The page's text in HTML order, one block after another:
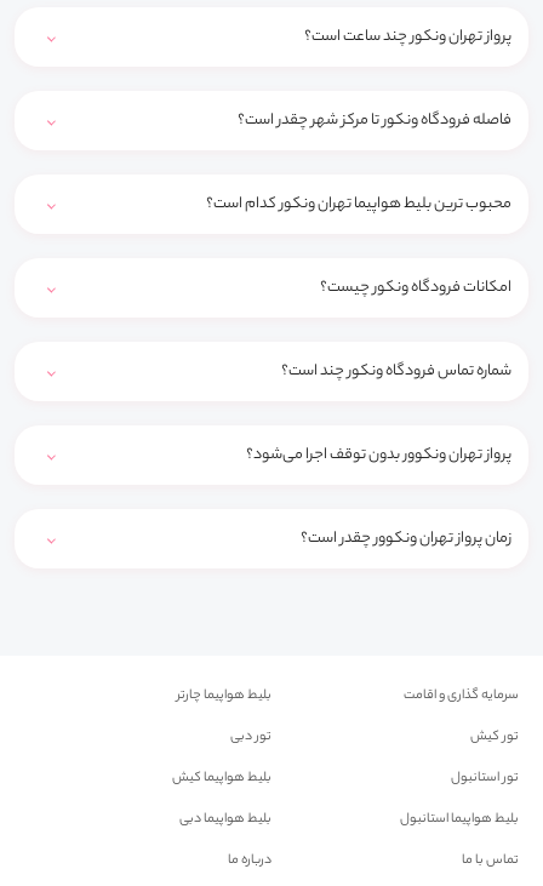
پرواز تهران ونکور چند ساعت است؟
فاصله فرودگاه ونکور تا مرکز شهر چقدر است؟
محبوب ترین بلیط هواپیما تهران ونکور کدام است؟
امکانات فرودگاه ونکور چیست؟
شماره تماس فرودگاه ونکور چند است؟
پرواز تهران ونکوور بدون توقف اجرا می‌شود؟
زمان پرواز تهران ونکوور چقدر است؟
سرمایه گذاری و اقامت
بلیط هواپیما چارتر
تور کیش
تور دبی
تور استانبول
بلیط هواپیما کیش
بلیط هواپیما استانبول
بلیط هواپیما دبی
تماس با ما
درباره ما